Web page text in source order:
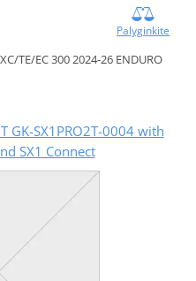
Palyginkite
TE/EC 300 2024-26 ENDURO
GK-SX1PRO2T-0004 with
SX1 Connect